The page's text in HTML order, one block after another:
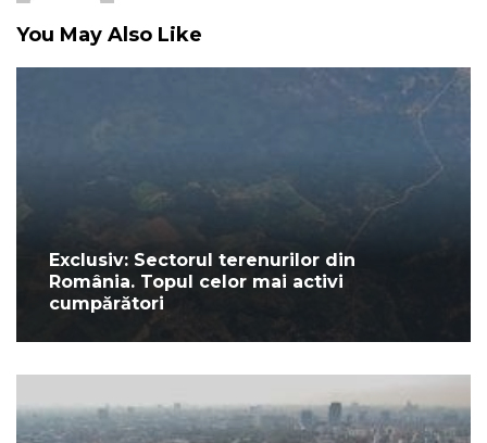
You May Also Like
Exclusiv: Sectorul terenurilor din
România. Topul celor mai activi
cumpărători